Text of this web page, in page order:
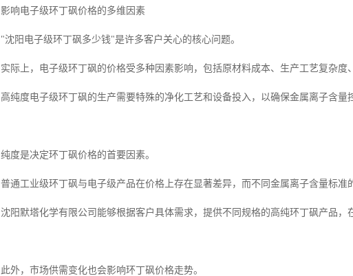
影响电子级环丁砜价格的多维因素
"沈阳电子级环丁砜多少钱"是许多客户关心的核心问题。
实际上，电子级环丁砜的价格受多种因素影响，包括原材料成本、生产工艺复杂度
高纯度电子级环丁砜的生产需要特殊的净化工艺和设备投入，以确保金属离子含量
纯度是决定环丁砜价格的首要因素。
普通工业级环丁砜与电子级产品在价格上存在显著差异，而不同金属离子含量标准
沈阳默塔化学有限公司能够根据客户具体需求，提供不同规格的高纯环丁砜产品，
此外，市场供需变化也会影响环丁砜价格走势。